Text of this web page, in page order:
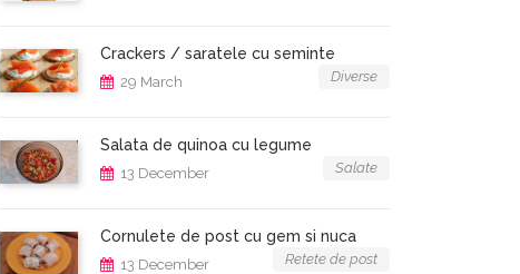
Crackers / saratele cu seminte
29 March Diverse
Salata de quinoa cu legume
13 December Salate
Cornulete de post cu gem si nuca
13 December Retete de post